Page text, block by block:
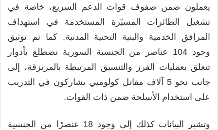
يعملون ضمن صفوف قوات الدعم السريع، خاصة في
تشغيل الطائرات المسيّرة المستخدمة في استهداف
المرافق الخدمية والبنية التحتية المدنية. كما تم توثيق
وجود 104 عناصر من الجنسية السورية تضطلع بأدوار
تتعلق بعمليات الفرز والتنسيق المرتبطة بالمرتزقة، إلى
جانب نحو 5 آلاف مقاتل كولومبي يشاركون في التدريب
على استخدام الأسلحة ضمن ذات القوات.
وتشير البيانات كذلك إلى وجود 18 عنصرًا من الجنسية